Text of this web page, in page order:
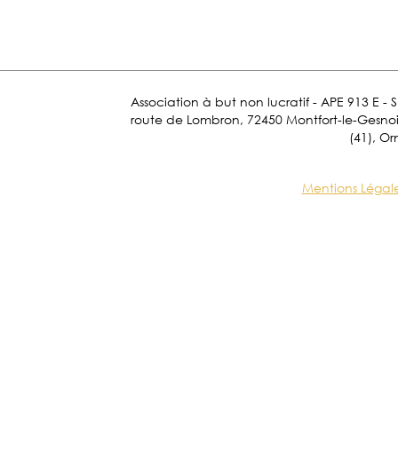
Association à but non lucratif - APE 913 E -
route de Lombron, 72450 Montfort-le-
(41),
Mentions